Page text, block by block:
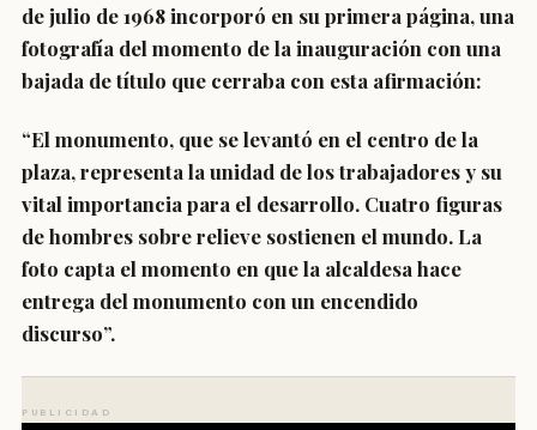
de julio de 1968 incorporó en su primera página, una
fotografía del momento de la inauguración con una
bajada de título que cerraba con esta afirmación:
“El monumento, que se levantó en el centro de la
plaza, representa la unidad de los trabajadores y su
vital importancia para el desarrollo. Cuatro figuras
de hombres sobre relieve sostienen el mundo. La
foto capta el momento en que la alcaldesa hace
entrega del monumento con un encendido
discurso”.
PUBLICIDAD